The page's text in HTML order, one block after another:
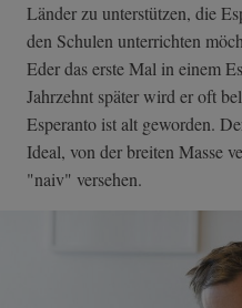
Länder zu unterstützen, die
den Schulen unterrichten
Eder das erste Mal in einem
Jahrzehnt später wird er oft
Esperanto ist alt geworden.
Ideal, von der breiten Masse
"naiv" versehen.